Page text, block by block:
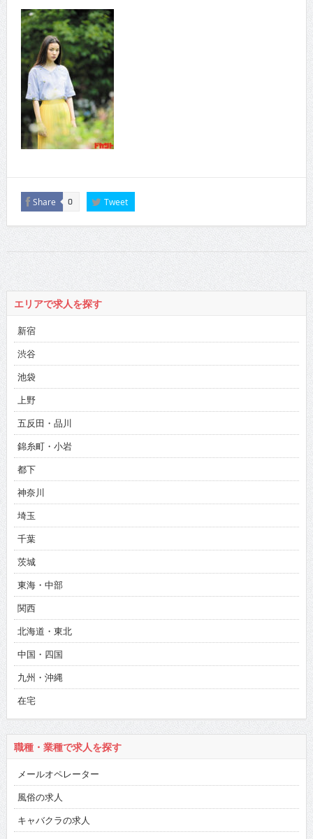
Share 0 Tweet
エリアで求人を探す
新宿
渋谷
池袋
上野
五反田・品川
錦糸町・小岩
都下
神奈川
埼玉
千葉
茨城
東海・中部
関西
北海道・東北
中国・四国
九州・沖縄
在宅
職種・業種で求人を探す
メールオペレーター
風俗の求人
キャバクラの求人